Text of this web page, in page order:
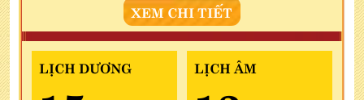
XEM CHI TIẾT
LỊCH DƯƠNG LỊCH ÂM